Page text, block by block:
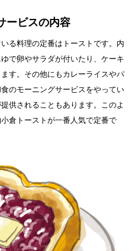
ービスの内容
る料理の定番はトーストです。内
で卵やサラダが付いたり、ケーキ
す。その他にもカレーライスやパ
のモーニングサービスをやってい
供されることもあります。このよ
倉トーストが一番人気で定番で